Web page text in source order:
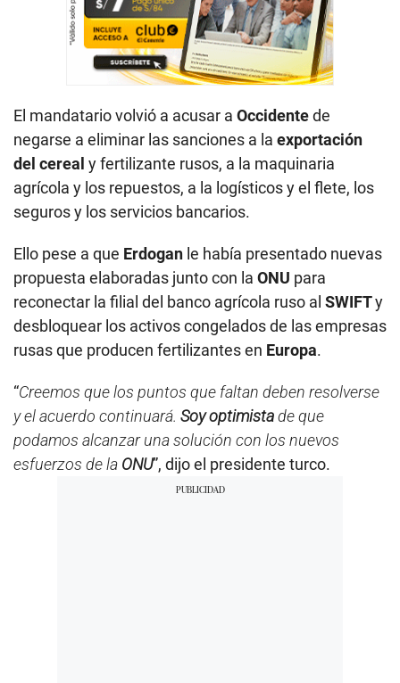
El mandatario volvió a acusar a Occidentede
negarse a eliminar las sanciones a la exportación
del cereal y fertilizante rusos, a la maquinaria
agrícola y los repuestos, a la logísticos y el flete, los
seguros y los servicios bancarios.
Ello pese a que Erdogan le había presentado nuevas
propuesta elaboradas junto con la ONU para
reconectar la filial del banco agrícola ruso al SWIFTy
desbloquear los activos congelados de las empresas
rusas que producen fertilizantes en Europa.
“Creemos que los puntos que faltan deben resolverse
y el acuerdo continuará. Soy optimistade que
podamos alcanzar una solución con los nuevos
esfuerzos de la ONU”, dijo el presidente turco.